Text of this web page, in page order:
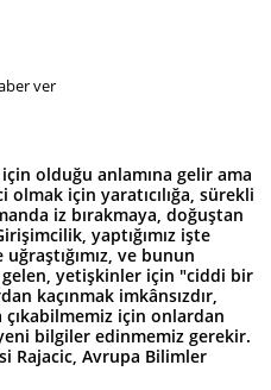
ver
olduğu anlamına gelir ama
olmak için yaratıcılığa, sürekli
iz bırakmaya, doğuştan
yaptığımız işte
ve bunun
yetişkinler için "ciddi bir
kaçınmak imkânsızdır,
çıkabilmemiz için onlardan
bilgiler edinmemiz gerekir.
Rajacic, Avrupa Bilimler